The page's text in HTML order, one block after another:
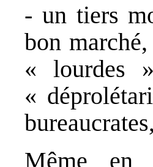
- un tiers
bon
« lourdes
«
Même en